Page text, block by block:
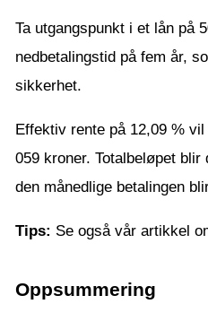
Ta utgangspunkt i et lån på
nedbetalingstid på fem år,
sikkerhet.
Effektiv rente på 12,09 %
059 kroner. Totalbeløpet blir
den månedlige betalingen
Tips: Se også vår artikkel
Oppsummering